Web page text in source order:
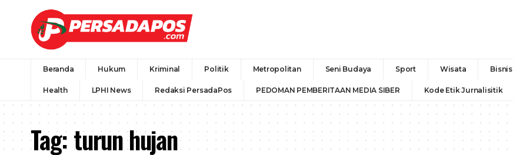
Beranda Hukum Kriminal Politik Metropolitan Seni Budaya Sport Wisata Bisnis
Health LPHI News Redaksi PersadaPos PEDOMAN PEMBERITAAN MEDIA SIBER Kode Etik Jurnalisitik
Tag:turun hujan